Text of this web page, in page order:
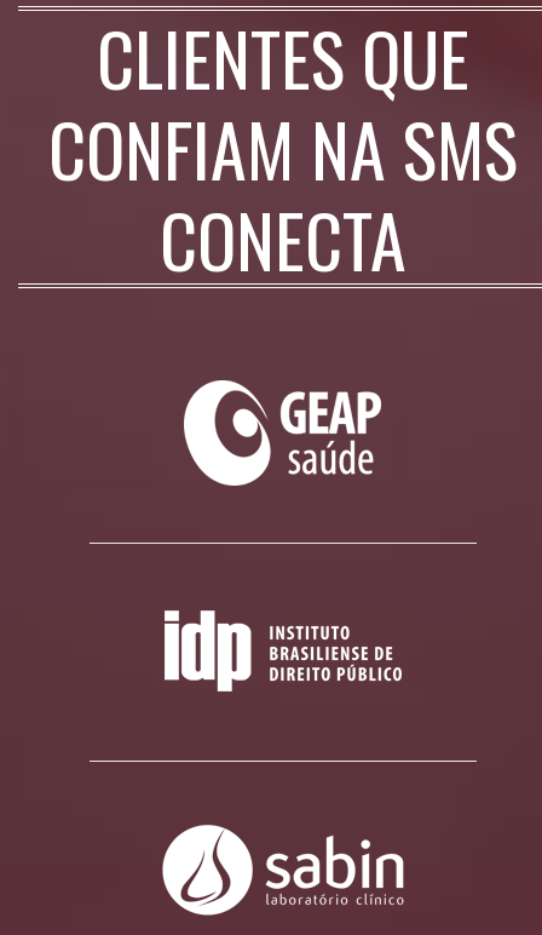
CLIENTES QUE
CONFIAM NA SMS
CONECTA